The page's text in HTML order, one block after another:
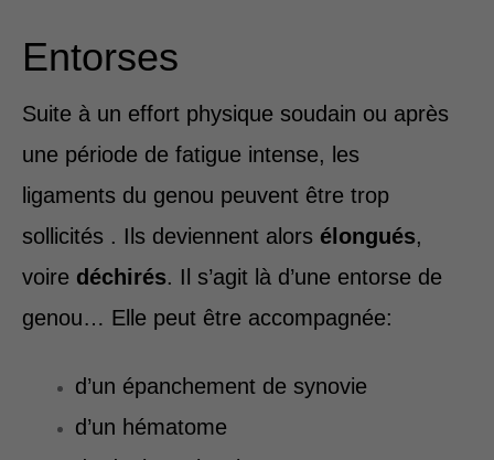
Entorses
Suite à un effort physique soudain ou après
une période de fatigue intense, les
ligaments du genou peuvent être trop
sollicités . Ils deviennent alors élongués,
voire déchirés. Il s’agit là d’une entorse de
genou… Elle peut être accompagnée:
d’un épanchement de synovie
d’un hématome